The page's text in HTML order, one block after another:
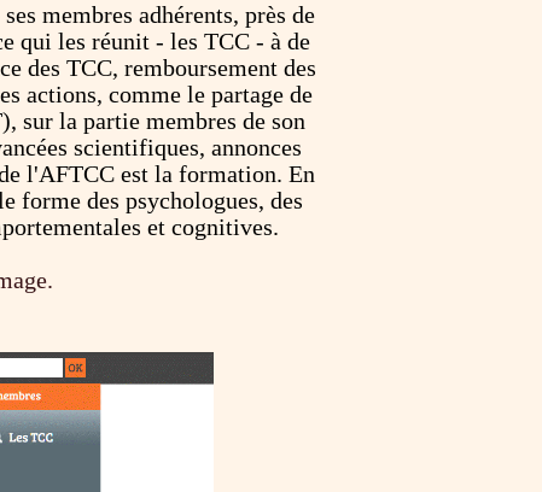
membres adhérents, près de
qui les réunit - les TCC - à de
des TCC, remboursement des
actions, comme le partage de
sur la partie membres de son
scientifiques, annonces
l'AFTCC est la formation. En
forme des psychologues, des
et cognitives.